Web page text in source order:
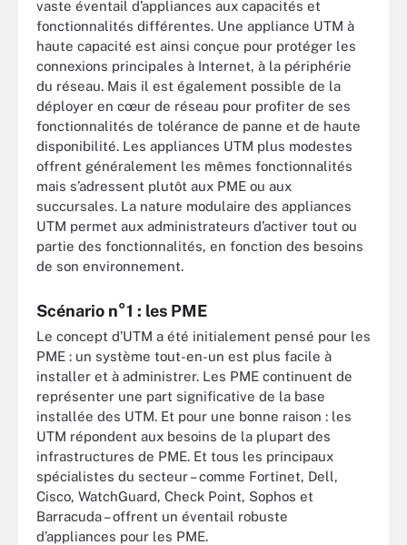
vaste éventail d’appliances aux capacités et
fonctionnalités différentes. Une appliance UTM à
haute capacité est ainsi conçue pour protéger les
connexions principales à Internet, à la périphérie
du réseau. Mais il est également possible de la
déployer en cœur de réseau pour profiter de ses
fonctionnalités de tolérance de panne et de haute
disponibilité. Les appliances UTM plus modestes
offrent généralement les mêmes fonctionnalités
mais s’adressent plutôt aux PME ou aux
succursales. La nature modulaire des appliances
UTM permet aux administrateurs d’activer tout ou
partie des fonctionnalités, en fonction des besoins
de son environnement.
Scénario n°1 : les PME
Le concept d’UTM a été initialement pensé pour les
PME : un système tout-en-un est plus facile à
installer et à administrer. Les PME continuent de
représenter une part significative de la base
installée des UTM. Et pour une bonne raison : les
UTM répondent aux besoins de la plupart des
infrastructures de PME. Et tous les principaux
spécialistes du secteur – comme Fortinet, Dell,
Cisco, WatchGuard, Check Point, Sophos et
Barracuda – offrent un éventail robuste
d’appliances pour les PME.